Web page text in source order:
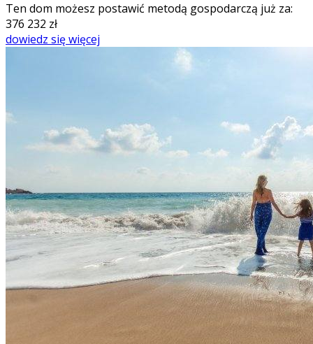
Ten dom możesz postawić metodą gospodarczą już za:
376 232 zł
dowiedz się więcej